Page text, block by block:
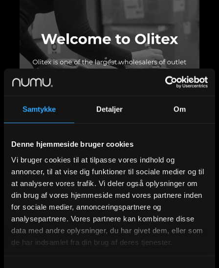
Samtykke Detaljer Om
Denne hjemmeside bruger cookies
Vi bruger cookies til at tilpasse vores indhold og
annoncer, til at vise dig funktioner til sociale medier og til
at analysere vores trafik. Vi deler også oplysninger om
din brug af vores hjemmeside med vores partnere inden
for sociale medier, annonceringspartnere og
analysepartnere. Vores partnere kan kombinere disse
data med andre oplysninger, du har givet dem, eller som
de har indsamlet fra din brug af deres tjenester.
Resultatet
Efter lanceringen er antallet af online